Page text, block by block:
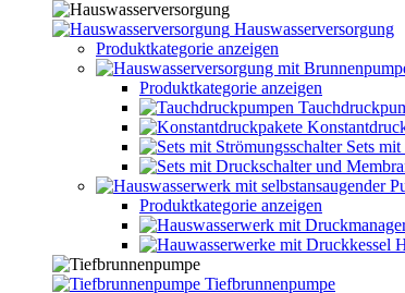
Hauswasserversorgung
Produktkategorie anzeigen
Produktkategorie anzeigen
Sets
Produktkategorie anzeigen
Tiefbrunnenpumpe